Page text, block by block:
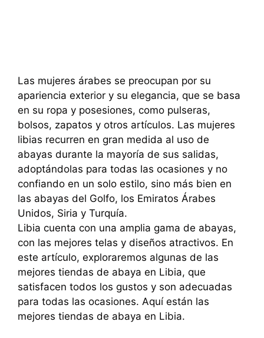
Las mujeres árabes se preocupan por su
apariencia exterior y su elegancia, que se basa
en su ropa y posesiones, como pulseras,
bolsos, zapatos y otros artículos. Las mujeres
libias recurren en gran medida al uso de
abayas durante la mayoría de sus salidas,
adoptándolas para todas las ocasiones y no
confiando en un solo estilo, sino más bien en
las abayas del Golfo, los Emiratos Árabes
Unidos, Siria y Turquía.
Libia cuenta con una amplia gama de abayas,
con las mejores telas y diseños atractivos. En
este artículo, exploraremos algunas de las
mejores tiendas de abaya en Libia, que
satisfacen todos los gustos y son adecuadas
para todas las ocasiones. Aquí están las
mejores tiendas de abaya en Libia.